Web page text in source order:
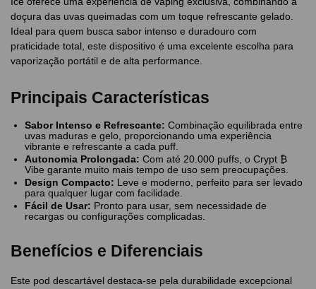
doçura das uvas queimadas com um toque refrescante gelado.
Ideal para quem busca sabor intenso e duradouro com
praticidade total, este dispositivo é uma excelente escolha para
vaporização portátil e de alta performance.
Principais Características
Sabor Intenso e Refrescante: Combinação equilibrada entre
uvas maduras e gelo, proporcionando uma experiência
vibrante e refrescante a cada puff.
Autonomia Prolongada: Com até 20.000 puffs, o Crypt ₿
Vibe garante muito mais tempo de uso sem preocupações.
Design Compacto: Leve e moderno, perfeito para ser levado
para qualquer lugar com facilidade.
Fácil de Usar: Pronto para usar, sem necessidade de
recargas ou configurações complicadas.
Benefícios e Diferenciais
Este pod descartável destaca-se pela durabilidade excepcional